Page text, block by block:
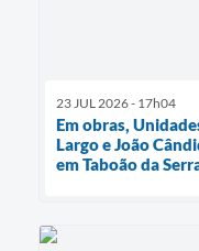
23 JUL 2026 - 17h04
Em obras,
Largo e João
em Taboão da